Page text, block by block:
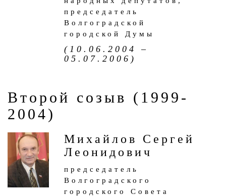
председатель
Волгоградской
городской Думы
(10.06.2004 –
05.07.2006)
Второй созыв (1999-
2004)
Михайлов Сергей
Леонидович
председатель
Волгоградского
городского Совета